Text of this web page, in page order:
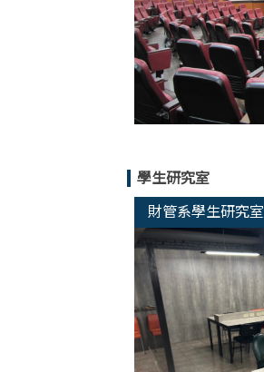
學生研究室
財管系學生研究室